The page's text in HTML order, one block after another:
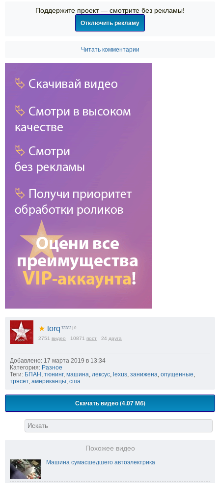
Поддержите проект — смотрите без рекламы!
Отключить рекламу
Читать комментарии
★ torq 73282 | 0
2751 видео 10871 пост 24 друга
Добавлено: 17 марта 2019 в 13:34
Категория: Разное
Теги: БПАН тюнинг, машина лексус lexus занижена опущенные
трясет, американцы сша
Скачать видео (4.07 Мб)
Похожее видео
Машина сумасшедшего автоэлектрика